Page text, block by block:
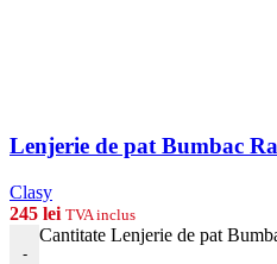
Lenjerie de pat Bumbac
Clasy
245 lei TVA inclus
-
Cantitate Lenjerie de pat